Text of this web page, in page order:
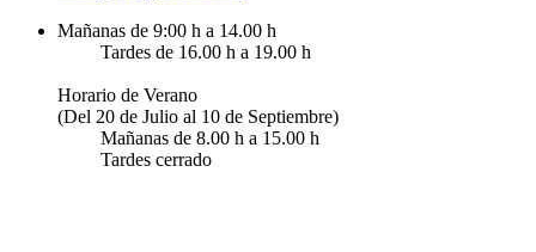
Mañanas de 9:00 h a 14.00 h
Tardes de 16.00 h a 19.00 h
Horario de Verano
(Del 20 de Julio al 10 de Septiembre)
Mañanas de 8.00 h a 15.00 h
Tardes cerrado